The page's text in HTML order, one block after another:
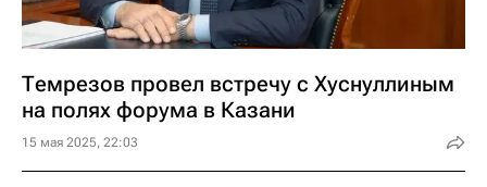
Темрезов провел встречу с Хуснуллиным
на полях форума в Казани
15 мая 2025, 22:03